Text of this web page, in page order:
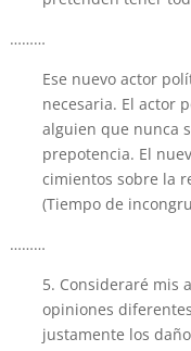
………
Ese nuevo actor
necesaria. El actor
alguien que nunca
prepotencia. El
cimientos sobre la
(Tiempo de
………
5. Consideraré mis
opiniones
justamente los